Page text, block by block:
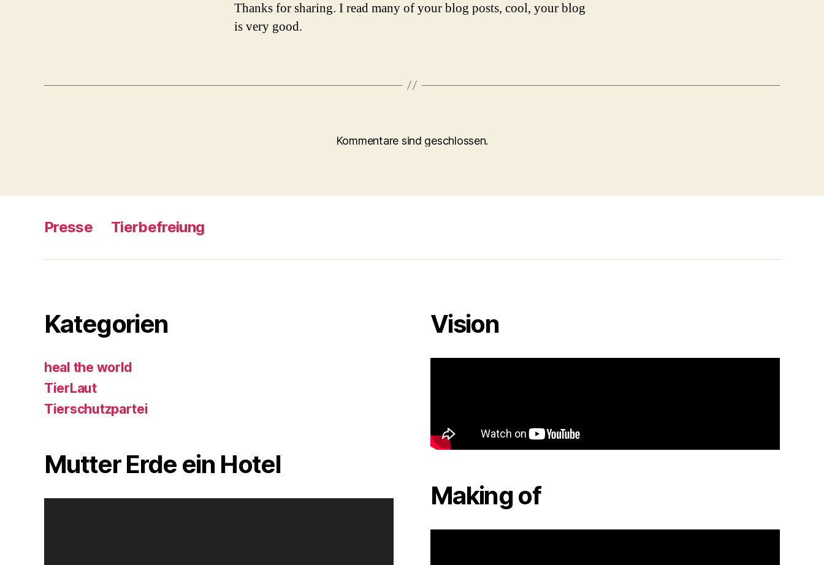
Thanks for sharing. I read many of your blog posts, cool, your blog
is very good.
Kommentare sind geschlossen.
Presse Tierbefreiung
Kategorien
heal the world
TierLaut
Tierschutzpartei
Mutter Erde ein Hotel
Vision
Making of